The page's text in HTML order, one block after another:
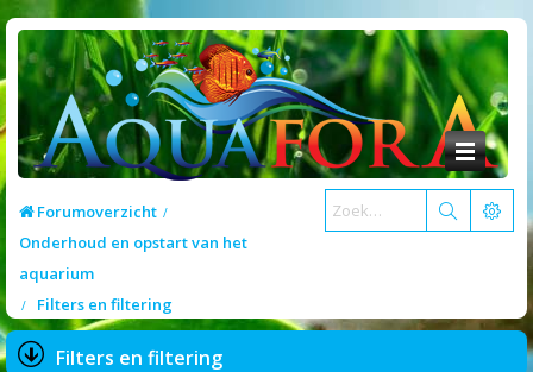
Forumoverzicht
Onderhoud en opstart van het
aquarium
Filters en filtering
Filters en filtering